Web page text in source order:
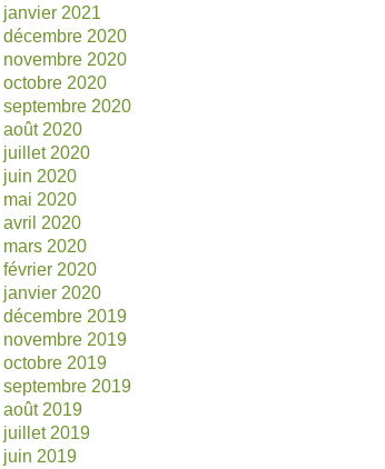
janvier 2021
décembre 2020
novembre 2020
octobre 2020
septembre 2020
août 2020
juillet 2020
juin 2020
mai 2020
avril 2020
mars 2020
février 2020
janvier 2020
décembre 2019
novembre 2019
octobre 2019
septembre 2019
août 2019
juillet 2019
juin 2019